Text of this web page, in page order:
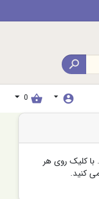

account_circle
shopping_basket
0
با کلیک روی هر
کنید.